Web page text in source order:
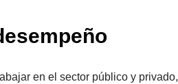
en el sector público y